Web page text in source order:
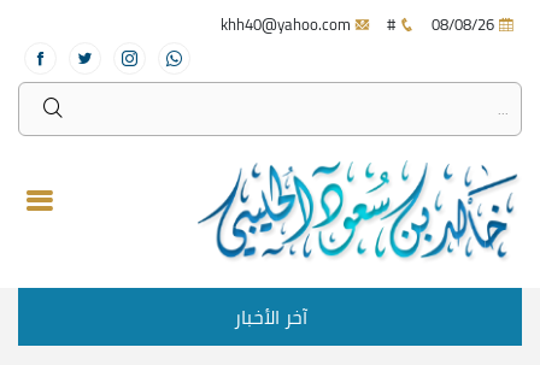
#
آخر الأخبار